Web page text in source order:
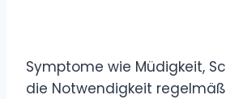
Symptome wie Müdigkeit,
die Notwendigkeit